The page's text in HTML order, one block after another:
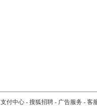
支付中心- 搜狐招聘- 广告服务 - 客